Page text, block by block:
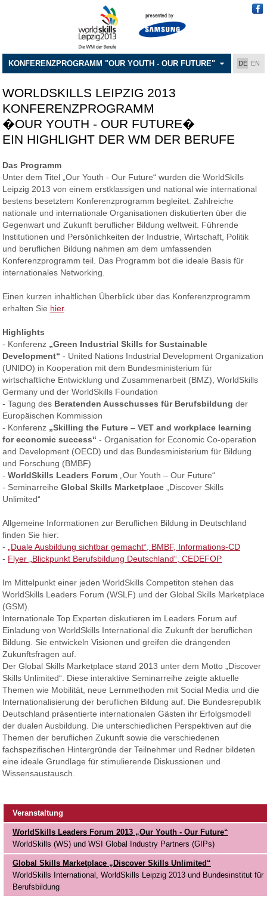
DE EN
KONFERENZPROGRAMM "OUR YOUTH - OUR FUTURE"
WORLDSKILLS LEIPZIG 2013
KONFERENZPROGRAMM
�OUR YOUTH - OUR FUTURE�
EIN HIGHLIGHT DER WM DER BERUFE
Das Programm
Unter dem Titel „Our Youth - Our Future“ wurden die WorldSkills
Leipzig 2013 von einem erstklassigen und national wie international
bestens besetztem Konferenzprogramm begleitet. Zahlreiche
nationale und internationale Organisationen diskutierten über die
Gegenwart und Zukunft beruflicher Bildung weltweit. Führende
Institutionen und Persönlichkeiten der Industrie, Wirtschaft, Politik
und beruflichen Bildung nahmen am dem umfassenden
Konferenzprogramm teil. Das Programm bot die ideale Basis für
internationales Networking.
Einen kurzen inhaltlichen Überblick über das Konferenzprogramm
erhalten Sie hier.
Highlights
- Konferenz „Green Industrial Skills for Sustainable
Development“ - United Nations Industrial Development Organization
(UNIDO) in Kooperation mit dem Bundesministerium für
wirtschaftliche Entwicklung und Zusammenarbeit (BMZ), WorldSkills
Germany und der WorldSkills Foundation
- Tagung des Beratenden Ausschusses für Berufsbildung der
Europäischen Kommission
- Konferenz „Skilling the Future – VET and workplace learning
for economic success“ - Organisation for Economic Co-operation
and Development (OECD) und das Bundesministerium für Bildung
und Forschung (BMBF)
- WorldSkills Leaders Forum „Our Youth – Our Future“
- Seminarreihe Global Skills Marketplace „Discover Skills
Unlimited“
Allgemeine Informationen zur Beruflichen Bildung in Deutschland
finden Sie hier:
-
„Duale Ausbildung sichtbar gemacht“, BMBF, Informations-CD
- Flyer „Blickpunkt Berufsbildung Deutschland“, CEDEFOP
Im Mittelpunkt einer jeden WorldSkills Competiton stehen das
WorldSkills Leaders Forum (WSLF) und der Global Skills Marketplace
(GSM).
Internationale Top Experten diskutieren im Leaders Forum auf
Einladung von WorldSkills International die Zukunft der beruflichen
Bildung. Sie entwickeln Visionen und greifen die drängenden
Zukunftsfragen auf.
Der Global Skills Marketplace stand 2013 unter dem Motto „Discover
Skills Unlimited“. Diese interaktive Seminarreihe zeigte aktuelle
Themen wie Mobilität, neue Lernmethoden mit Social Media und die
Internationalisierung der beruflichen Bildung auf. Die Bundesrepublik
Deutschland präsentierte internationalen Gästen ihr Erfolgsmodell
der dualen Ausbildung. Die unterschiedlichen Perspektiven auf die
Themen der beruflichen Zukunft sowie die verschiedenen
fachspezifischen Hintergründe der Teilnehmer und Redner bildeten
eine ideale Grundlage für stimulierende Diskussionen und
Wissensaustausch.
Veranstaltung
WorldSkills Leaders Forum 2013 „Our Youth - Our Future“
WorldSkills (WS) und WSI Global Industry Partners (GIPs)
Global Skills Marketplace „Discover Skills Unlimited“
WorldSkills International, WorldSkills Leipzig 2013 und
Berufsbildung